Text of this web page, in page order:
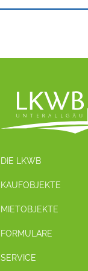
DIE LKWB
KAUFOBJEKTE
MIETOBJEKTE
FORMULARE
SERVICE